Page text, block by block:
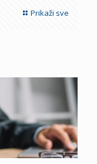
Prikaži sve